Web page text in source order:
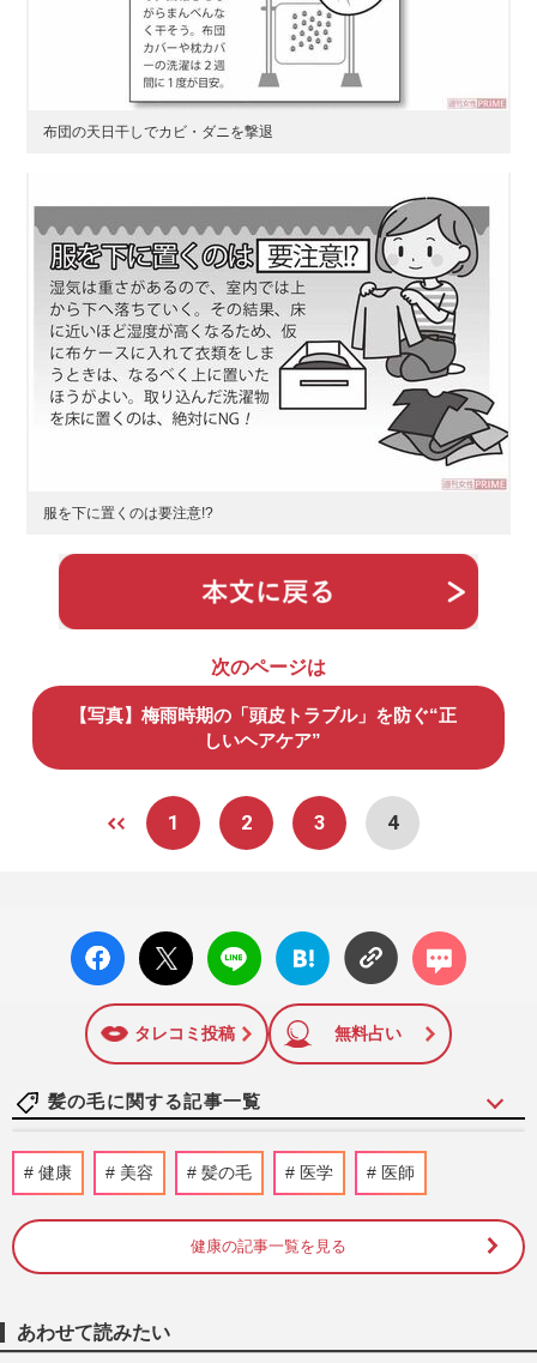
布団の天日干しでカビ・ダニを撃退
服を下に置くのは要注意!?
次のページは
【写真】梅雨時期の「頭皮トラブル」を防ぐ“正
しいヘアケア”
1 2 3 4
facebo
ok い
X ポス
ト
LINE
はてな
ブック
に追加
コメン
ト
タレコミ投稿 無料占い
髪の毛に関する記事一覧
シミやたるみ、太りやすい体質だって改
善！名医が教える『肌・髪・身体・心』を
週刊女性2026年5月12日・19日号 2026/5/5
が「細かすぎる要望」でまさかの出入り禁
止…店側の対応にネット紛…
健康 美容 髪の毛 医学 医師
健康の記事一覧を見る
あわせて読みたい